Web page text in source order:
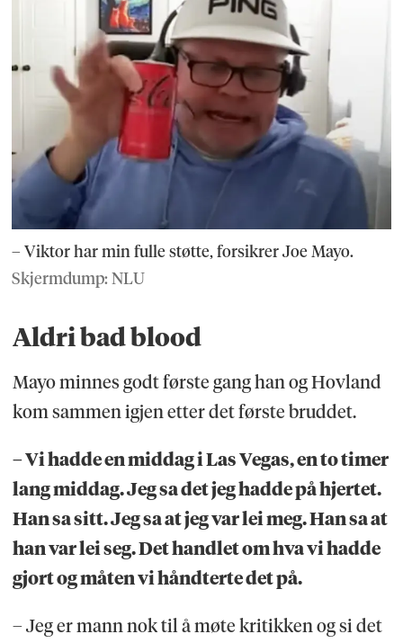
– Viktor har min fulle støtte, forsikrer Joe Mayo.
Skjermdump: NLU
Aldri bad blood
Mayo minnes godt første gang han og Hovland
kom sammen igjen etter det første bruddet.
– Vi hadde en middag i Las Vegas, en to timer
lang middag. Jeg sa det jeg hadde på hjertet.
Han sa sitt. Jeg sa at jeg var lei meg. Han sa at
han var lei seg. Det handlet om hva vi hadde
gjort og måten vi håndterte det på.
– Jeg er mann nok til å møte kritikken og si det